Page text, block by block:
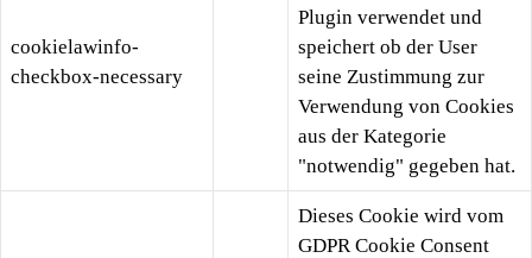
cookielawinfo-
checkbox-necessary
Plugin verwendet und
speichert ob der User
seine Zustimmung zur
Verwendung von Cookies
aus der Kategorie
"notwendig" gegeben hat.
Dieses Cookie wird vom
GDPR Cookie Consent